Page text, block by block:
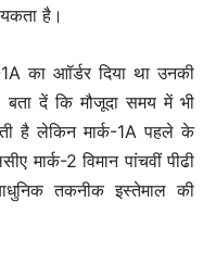
है।
का आॉर्डर दिया था उनकी
दें कि मौजूदा समय में भी
है लेकिन मार्क-1A पहले के
मार्क-2 विमान पांचवीं पीढी
तकनीक इस्तेमाल की